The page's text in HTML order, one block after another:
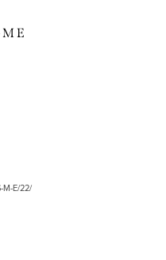
E
M-E/22/